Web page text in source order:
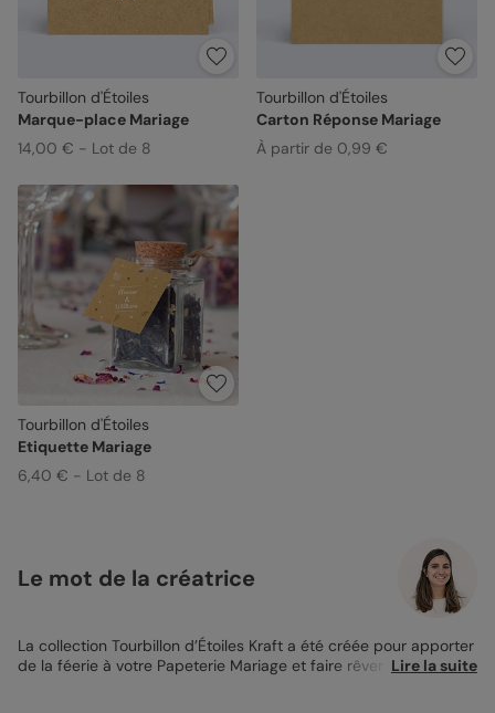
Tourbillon d'Étoiles
Marque-place Mariage
14,00 € - Lot de 8
Tourbillon d'Étoiles
Carton Réponse Mariage
À partir de 0,99 €
Tourbillon d'Étoiles
Etiquette Mariage
6,40 € - Lot de 8
Le mot de la créatrice
La collection Tourbillon d’Étoiles Kraft a été créée pour apporter
de la féerie à votre Papeterie Mariage et faire rêver vos invités.
Lire la suite